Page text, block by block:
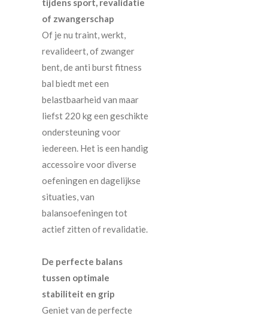
tijdens sport, revalidatie
of zwangerschap
Of je nu traint, werkt,
revalideert, of zwanger
bent, de anti burst fitness
bal biedt met een
belastbaarheid van maar
liefst 220 kg een geschikte
ondersteuning voor
iedereen. Het is een handig
accessoire voor diverse
oefeningen en dagelijkse
situaties, van
balansoefeningen tot
actief zitten of revalidatie.
De perfecte balans
tussen optimale
stabiliteit en grip
Geniet van de perfecte